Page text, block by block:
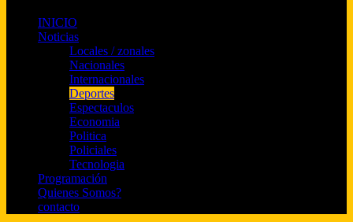
INICIO
Noticias
Locales / zonales
Nacionales
Internacionales
Deportes
Espectaculos
Economia
Politica
Policiales
Tecnologia
Programación
Quienes Somos?
contacto